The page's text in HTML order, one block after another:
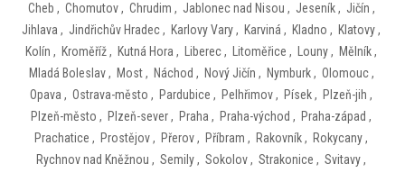
Cheb , Chomutov, Chrudim , Jablonec nad Nisou , Jeseník, Jičín ,
Jihlava , Jindřichův Hradec, Karlovy Vary, Karviná , Kladno , Klatovy,
Kolín , Kroměříž, Kutná Hora , Liberec, Litoměřice , Louny, Mělník,
Mladá Boleslav, Most, Náchod , Nový Jičín , Nymburk, Olomouc,
Opava , Ostrava-město , Pardubice , Pelhřimov, Písek, Plzeň-jih ,
Plzeň-město , Plzeň-sever, Praha , Praha-východ , Praha-západ ,
Prachatice , Prostějov, Přerov, Příbram , Rakovník, Rokycany,
Rychnov nad Kněžnou , Semily, Sokolov, Strakonice , Svitavy,